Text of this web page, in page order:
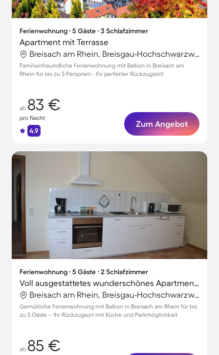
Ferienwohnung ∙ 5 Gäste ∙ 3 Schlafzimmer
Apartment mit Terrasse
Breisach am Rhein, Breisgau-Hochschwarzwald, Deutschland
Familienfreundliche Ferienwohnung mit Balkon in Breisach am
Rhein für bis zu 5 Personen - Ihr perfekter Rückzugsort!
ab 83 €
pro Nacht
4.9
Zum Angebot
Ferienwohnung ∙ 5 Gäste ∙ 2 Schlafzimmer
Voll ausgestattetes wunderschönes Apartment mit Garten
Breisach am Rhein, Breisgau-Hochschwarzwald, Deutschland
Gemütliche Ferienwohnung mit Balkon in Breisach am Rhein für bis
zu 5 Gäste – Ihr Rückzugsort mit Küche und Parkmöglichkeit
ab 85 €